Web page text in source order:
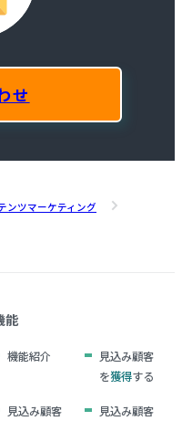
せ
ンツマーケティング
能
機能紹介
見込み顧客
を獲得する
見込み顧客
見込み顧客